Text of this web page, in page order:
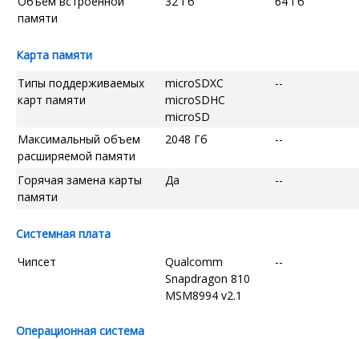
памяти
Карта памяти
Типы поддерживаемых
карт памяти
microSDXC
microSDHC
microSD
--
Максимальный объем
расширяемой памяти
2048 Гб --
Горячая замена карты
памяти
Да --
Системная плата
Чипсет
Qualcomm
Snapdragon 810
MSM8994 v2.1
--
Операционная система